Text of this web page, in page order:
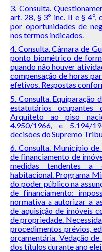
3. Consulta.
art. 28, § 3º, inc. II e § 4º,
por oportunidades de
nos termos indicados.
4. Consulta. Câmara de
ponto biométrico de
quando não houver
compensação de horas
efetivos. Respostas
5. Consulta. Equiparação
estatutários
Arquiteto ao piso
4.950/1966, e 5.194/
decisões do Supremo
6. Consulta. Município de
de financiamento de
medidas tendentes a
habitacional. Programa
do poder público na
de financiamento:
normativa a autorizar a
de aquisição de imóveis
de propriedade.
procedimentos prévios,
orçamentária. Vedação
dos títulos durante ano